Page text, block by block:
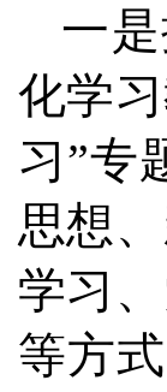
一
化学
习”专
思想
学习
等方